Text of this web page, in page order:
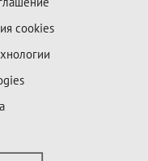
cookies